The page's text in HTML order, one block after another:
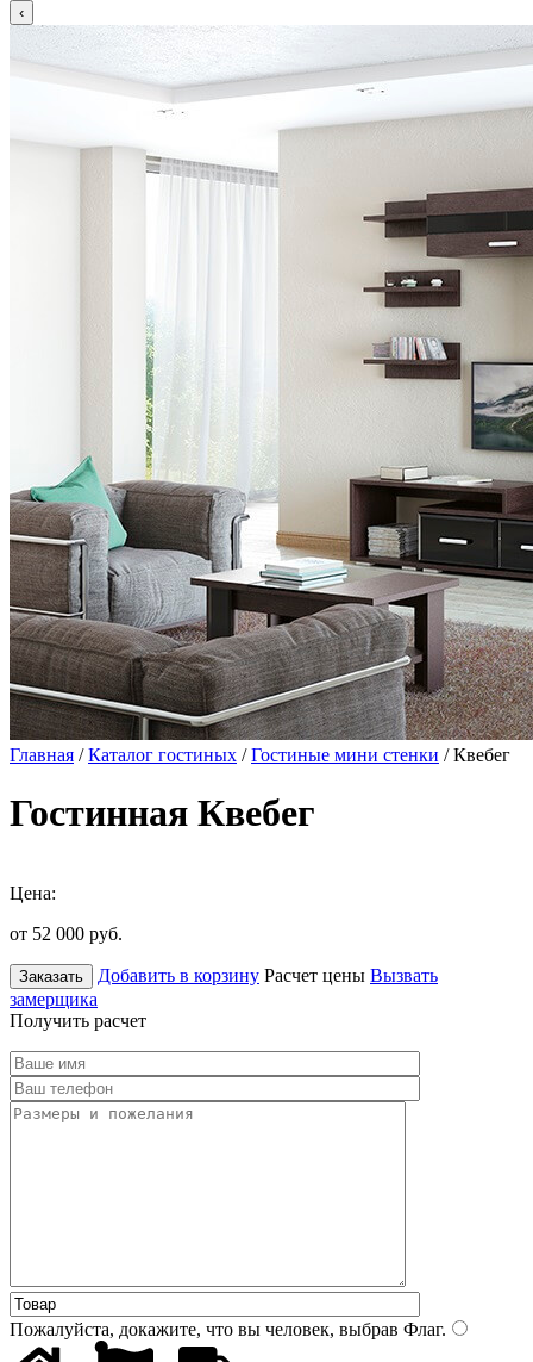
Главная /Каталог гостиных /Гостиные мини стенки / Квебег
Гостинная Квебег
Цена:
от 52 000 руб.
Заказать Добавить в корзину Расчет цены Вызвать
замерщика
Получить расчет
Пожалуйста, докажите, что вы человек, выбрав Флаг.